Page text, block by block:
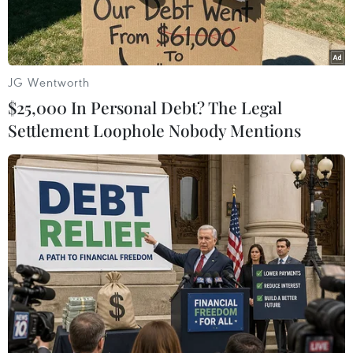
Đồng 100 nhân dân tệ của Trung Quốc. (Nguồn: AFP/TTXVN)
Ngày 21/6, Ngân hàng Trung ương Trung Quốc
(PBOC) tiếp tục bơm tiền vào hệ thống tài chính
quốc gia này thông qua các giao dịch trên thị
JG Wentworth
$25,000 In Personal Debt? The Legal
Settlement Loophole Nobody Mentions